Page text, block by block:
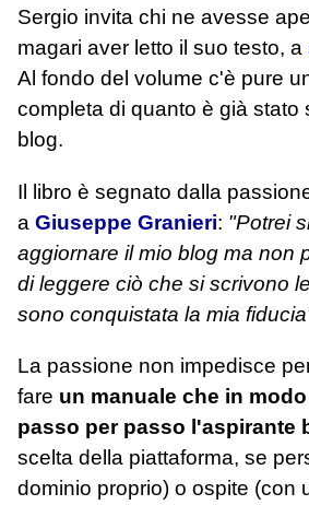
Sergio invita chi ne avesse
magari aver letto il suo testo, a
Al fondo del volume c'è pure
completa di quanto è già stato
blog.
Il libro è segnato dalla
a Giuseppe Granieri: "Potrei
aggiornare il mio blog ma non
di leggere ciò che si scrivono
sono conquistata la mia
La passione non impedisce
fare un manuale che in
passo per passo l'aspirante
scelta della piattaforma, se
dominio proprio) o ospite (con